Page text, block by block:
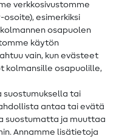
verkkosivustomme
esimerkiksi
osapuolen
käytön
vain, kun evästeet
kolmansille osapuolille,
suostumuksella tai
antaa tai evätä
suostumatta ja muuttaa
Annamme lisätietoja